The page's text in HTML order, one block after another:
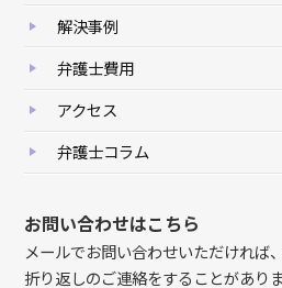
解決事例
弁護士費用
アクセス
弁護士コラム
お問い合わせはこちら
メールでお問い合わせいただければ
折り返しのご連絡をすることがありま